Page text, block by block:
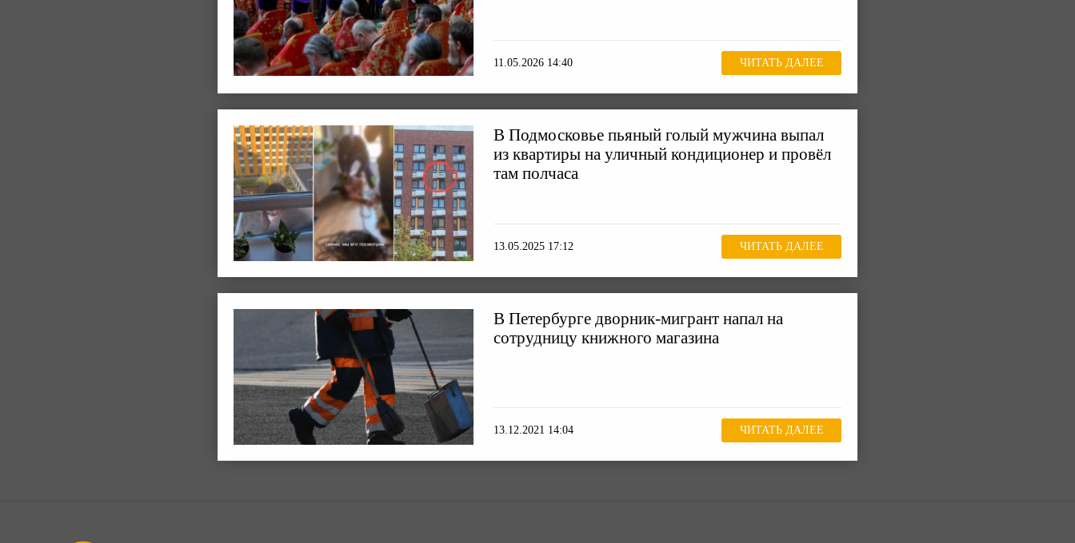
11.05.2026 14:40 ЧИТАТЬ ДАЛЕЕ
В Подмосковье пьяный голый мужчина выпал
из квартиры на уличный кондиционер и провёл
там полчаса
13.05.2025 17:12 ЧИТАТЬ ДАЛЕЕ
В Петербурге дворник-мигрант напал на
сотрудницу книжного магазина
13.12.2021 14:04 ЧИТАТЬ ДАЛЕЕ